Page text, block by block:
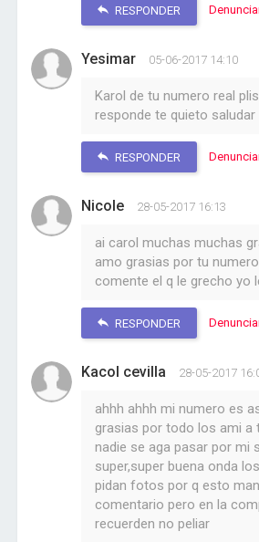
RESPONDER
Yesimar 05-06-2017 14:10
Karol de tu numero real
responde te quieto
RESPONDER
Nicole 28-05-2017 16:13
ai carol muchas muchas
amo grasias por tu
comente el q le grecho yo
RESPONDER
Kacol cevilla 28-05-2017
ahhh ahhh mi numero es
grasias por todo los ami a
nadie se aga pasar por mi
super,super buena onda
pidan fotos por q esto
comentario pero en la
recuerden no peliar